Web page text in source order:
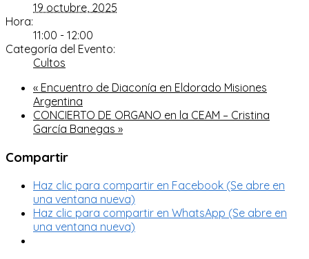
19 octubre, 2025
Hora:
11:00 - 12:00
Categoría del Evento:
Cultos
« Encuentro de Diaconía en Eldorado Misiones
Argentina
CONCIERTO DE ORGANO en la CEAM – Cristina
García Banegas »
Compartir
Haz clic para compartir en Facebook (Se abre en
una ventana nueva)
Haz clic para compartir en WhatsApp (Se abre en
una ventana nueva)